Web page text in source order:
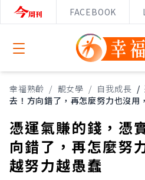
FACEBOOK
Open menu
幸福熟齡 / 靚女學 / 自我成長 /
去！方向錯了，再怎麼努力也沒用
憑運氣賺的錢，憑
向錯了，再怎麼努
越努力越愚蠢